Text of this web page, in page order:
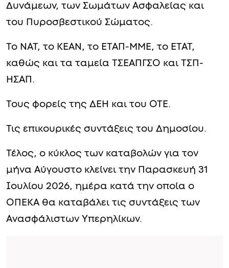
Δυνάμεων, των Σωμάτων Ασφαλείας και
του Πυροσβεστικού Σώματος.
Το ΝΑΤ, το ΚΕΑΝ, το ΕΤΑΠ-ΜΜΕ, το ΕΤΑΤ,
καθώς και τα ταμεία ΤΣΕΑΠΓΣΟ και ΤΣΠ-
ΗΣΑΠ.
Τους φορείς της ΔΕΗ και του ΟΤΕ.
Τις επικουρικές συντάξεις του Δημοσίου.
Τέλος, ο κύκλος των καταβολών για τον
μήνα Αύγουστο κλείνει την Παρασκευή 31
Ιουλίου 2026, ημέρα κατά την οποία ο
ΟΠΕΚΑ θα καταβάλει τις συντάξεις των
Ανασφάλιστων Υπερηλίκων.